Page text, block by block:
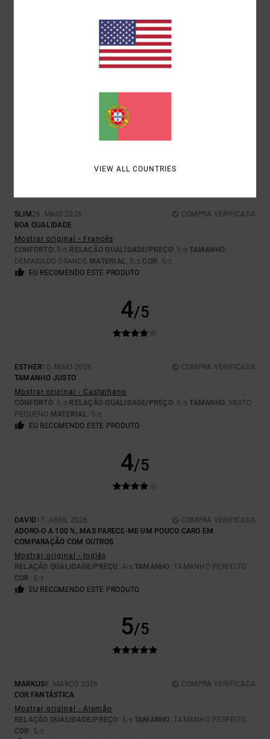
MATERIAL: 5
EU RECOMENDO ESTE PRODUTO
SLIM 26. MAIO 2026
COMPRA VERIFICADA
BOA QUALIDADE
Mostrar original - Francês
CONFORTO: 5 /5 RELAÇÃO QUALIDADE/PREÇO: 5 /5 TAMANHO:
DEMASIADO GRANDE MATERIAL: 5 /5 COR: 5/5
EU RECOMENDO ESTE PRODUTO
4/5
ESTHER10. MAIO 2026
COMPRA VERIFICADA
TAMANHO JUSTO
Mostrar original - Castelhano
CONFORTO: 5 /5 RELAÇÃO QUALIDADE/PREÇO: 5 /5 TAMANHO: MUITO
PEQUENO MATERIAL: 5 /5
EU RECOMENDO ESTE PRODUTO
4/5
DAVID17. ABRIL 2026
COMPRA VERIFICADA
ADORO-O A 100 %, MAS PARECE-ME UM POUCO CARO EM
COMPARAÇÃO COM OUTROS
Mostrar original - Inglês
RELAÇÃO QUALIDADE/PREÇO: 4/5 TAMANHO: TAMANHO PERFEITO
COR : 5/5
EU RECOMENDO ESTE PRODUTO
5/5
MARKUS8. MARÇO 2026
COMPRA VERIFICADA
COR FANTÁSTICA
Mostrar original - Alemão
RELAÇÃO QUALIDADE/PREÇO: 5/5 TAMANHO: TAMANHO PERFEITO
COR : 5/5
VIEW ALL COUNTRIES